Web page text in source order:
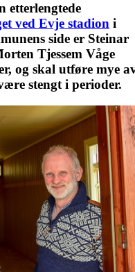
etterlengtede
ved Evje stadion i
side er Steinar
Tjessem Våge
og skal utføre mye
stengt i perioder.